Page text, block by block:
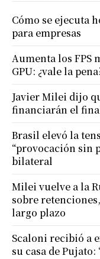
Cómo se ejecuta
para empresas
Aumenta los FPS
GPU: ¿vale la
Javier Milei dijo
financiarán el
Brasil elevó la
“provocación sin
bilateral
Milei vuelve a la
sobre
largo plazo
Scaloni recibió a
su casa de